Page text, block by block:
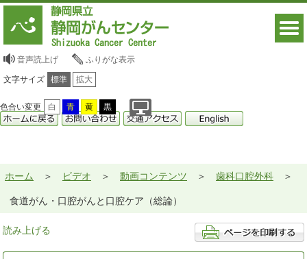
音声読上げ ふりがな表示
文字サイズ 標準 拡大
色合い変更 白 青 黄 黒
ホーム ビデオ 動画コンテンツ 歯科口腔外科
食道がん・口腔がんと口腔ケア（総論）
読み上げる